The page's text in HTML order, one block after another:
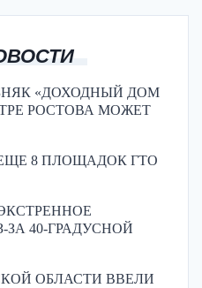
«ДОХОДНЫЙ ДОМ
РОСТОВА МОЖЕТ
8 ПЛОЩАДОК ГТО
40-ГРАДУСНОЙ
ОБЛАСТИ ВВЕЛИ